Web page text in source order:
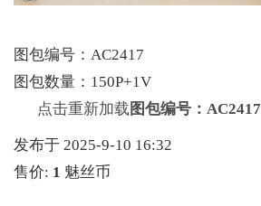
图包编号：AC2417
图包数量：150P+1V
点击重新加载 图包编号：AC2417
发布于 2025-9-10 16:32
售价: 1 魅丝币